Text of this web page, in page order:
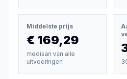
Middelste prijs
€ 169,29
mediaan van alle
uitvoeringen